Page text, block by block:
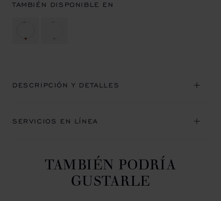
TAMBIÉN DISPONIBLE EN
DESCRIPCIÓN Y DETALLES
SERVICIOS EN LÍNEA
TAMBIÉN PODRÍA
GUSTARLE